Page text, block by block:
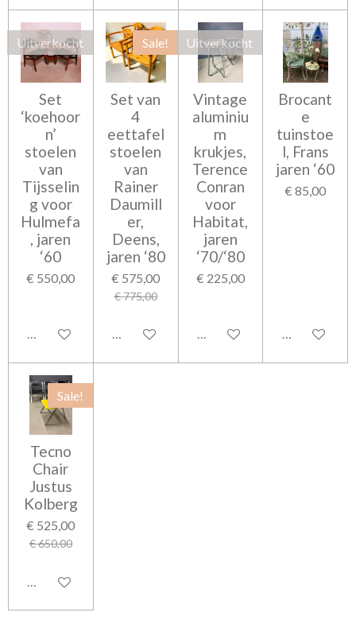
Uitverkocht
Set
‘koehoor
n’
stoelen
van
Tijsselin
g voor
Hulmefa
, jaren
‘60
€ 550,00
Houd mij op de hoogte
Sale!
Set van
4
eettafel
stoelen
van
Rainer
Daumill
er,
Deens,
jaren ‘80
€ 575,00
€ 775,00
In winkelwagen
Uitverkocht
Vintage
aluminiu
m
krukjes,
Terence
Conran
voor
Habitat,
jaren
‘70/‘80
€ 225,00
Houd mij op de hoogte
Brocant
e
tuinstoe
l, Frans
jaren ‘60
€ 85,00
In
Sale!
Tecno
Chair
Justus
Kolberg
€ 525,00
€ 650,00
In winkelwagen